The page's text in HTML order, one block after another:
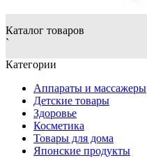
Каталог товаров
`
Категории
Аппараты и массажеры
Детские товары
Здоровье
Косметика
Товары для дома
Японские продукты